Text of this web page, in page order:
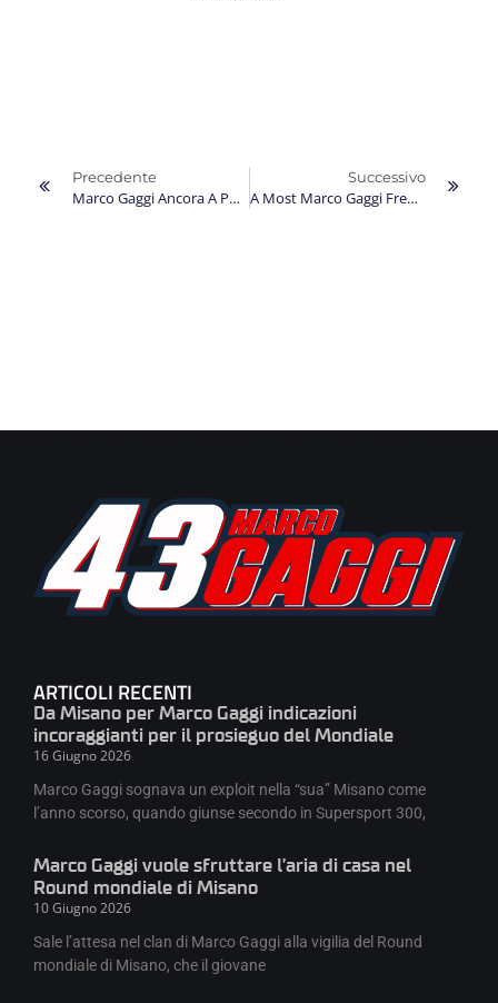
Precedente
Marco Gaggi Ancora A Punti E In Crescita In Olanda Per Il Secondo Round Del Mondiale
Successivo
A Most Marco Gaggi Frenato Dagli Imprevisti Nel Terzo Round Del Mondiale
ARTICOLI RECENTI
Da Misano per Marco Gaggi indicazioni
incoraggianti per il prosieguo del Mondiale
16 Giugno 2026
Marco Gaggi sognava un exploit nella “sua” Misano come
l’anno scorso, quando giunse secondo in Supersport 300,
Marco Gaggi vuole sfruttare l’aria di casa nel
Round mondiale di Misano
10 Giugno 2026
Sale l’attesa nel clan di Marco Gaggi alla vigilia del Round
mondiale di Misano, che il giovane